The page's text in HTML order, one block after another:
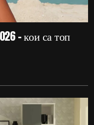
– кои са топ